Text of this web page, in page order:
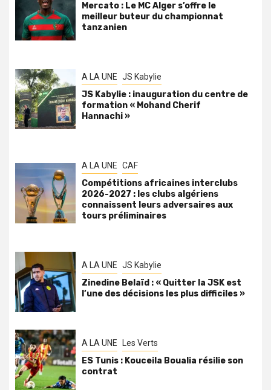
Mercato : Le MC Alger s’offre le
meilleur buteur du championnat
tanzanien
A LA UNE JS Kabylie
JS Kabylie : inauguration du centre de
formation « Mohand Cherif
Hannachi »
A LA UNE CAF
Compétitions africaines interclubs
2026-2027 : les clubs algériens
connaissent leurs adversaires aux
tours préliminaires
A LA UNE JS Kabylie
Zinedine Belaïd : « Quitter la JSK est
l’une des décisions les plus difficiles »
A LA UNE Les Verts
ES Tunis : Kouceila Boualia résilie son
contrat